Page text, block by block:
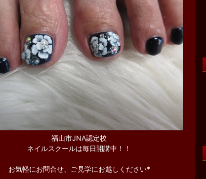
福山市JNA認定校
ネイルスクールは毎日開講中！！
お気軽にお問合せ、ご見学にお越しください*